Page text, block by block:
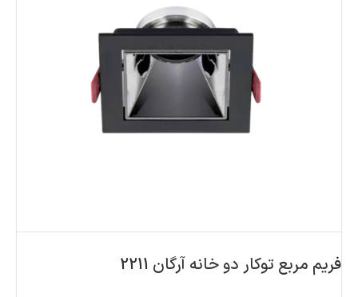
فریم مربع توکار دو خانه آرگان 2211